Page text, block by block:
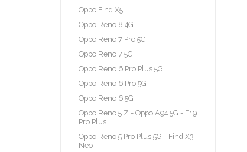
Oppo Find X5
Oppo Reno 8 4G
Oppo Reno 7 Pro 5G
Oppo Reno 7 5G
Oppo Reno 6 Pro Plus 5G
Oppo Reno 6 Pro 5G
Oppo Reno 6 5G
Oppo Reno 5 Z - Oppo A94 5G - F19
Pro Plus
Oppo Reno 5 Pro Plus 5G - Find X3
Neo